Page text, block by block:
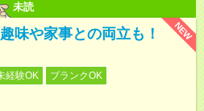
未読
NEW
味や家事との両立も！
経験OK
ブランクOK